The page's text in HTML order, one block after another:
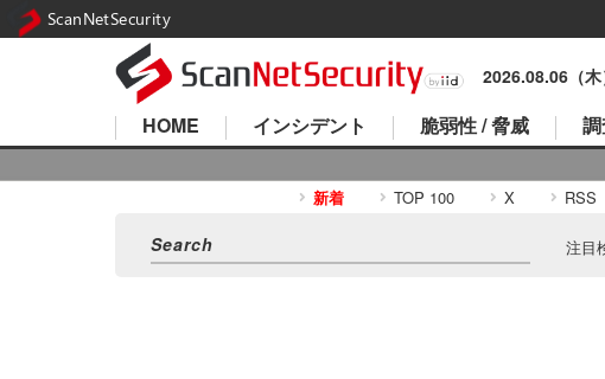
2026.08.06（木
HOME インシデント 脆弱性 / 脅威
新着 TOP 100 X RSS
注目
ScanNetSecurity